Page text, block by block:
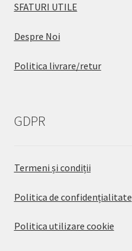
SFATURI UTILE
Despre Noi
Politica livrare/retur
GDPR
Termeni și condiții
Politica de confidențialitate
Politica utilizare cookie